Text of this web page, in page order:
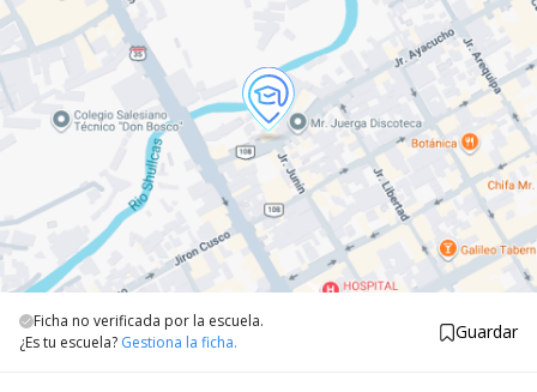
Ficha no verificada por la escuela.
¿Es tu escuela? Gestiona la ficha. Guardar